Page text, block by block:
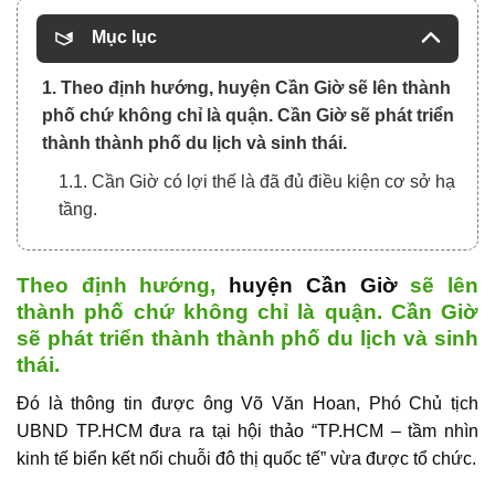
Mục lục
1. Theo định hướng, huyện Cần Giờ sẽ lên thành
phố chứ không chỉ là quận. Cần Giờ sẽ phát triển
thành thành phố du lịch và sinh thái.
1.1. Cần Giờ có lợi thế là đã đủ điều kiện cơ sở hạ
tầng.
Theo định hướng, huyện Cần Giờsẽ lên
thành phố chứ không chỉ là quận. Cần Giờ
sẽ phát triển thành thành phố du lịch và sinh
thái.
Đó là thông tin được ông Võ Văn Hoan, Phó Chủ tịch
UBND TP.HCM đưa ra tại hội thảo “TP.HCM – tầm nhìn
kinh tế biển kết nối chuỗi đô thị quốc tế” vừa được tổ chức.